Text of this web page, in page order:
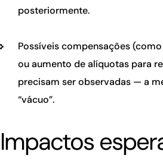
posteriormente.
Possíveis compensações
ou aumento de alíquotas para
precisam ser observadas — a
“vácuo”.
Impactos